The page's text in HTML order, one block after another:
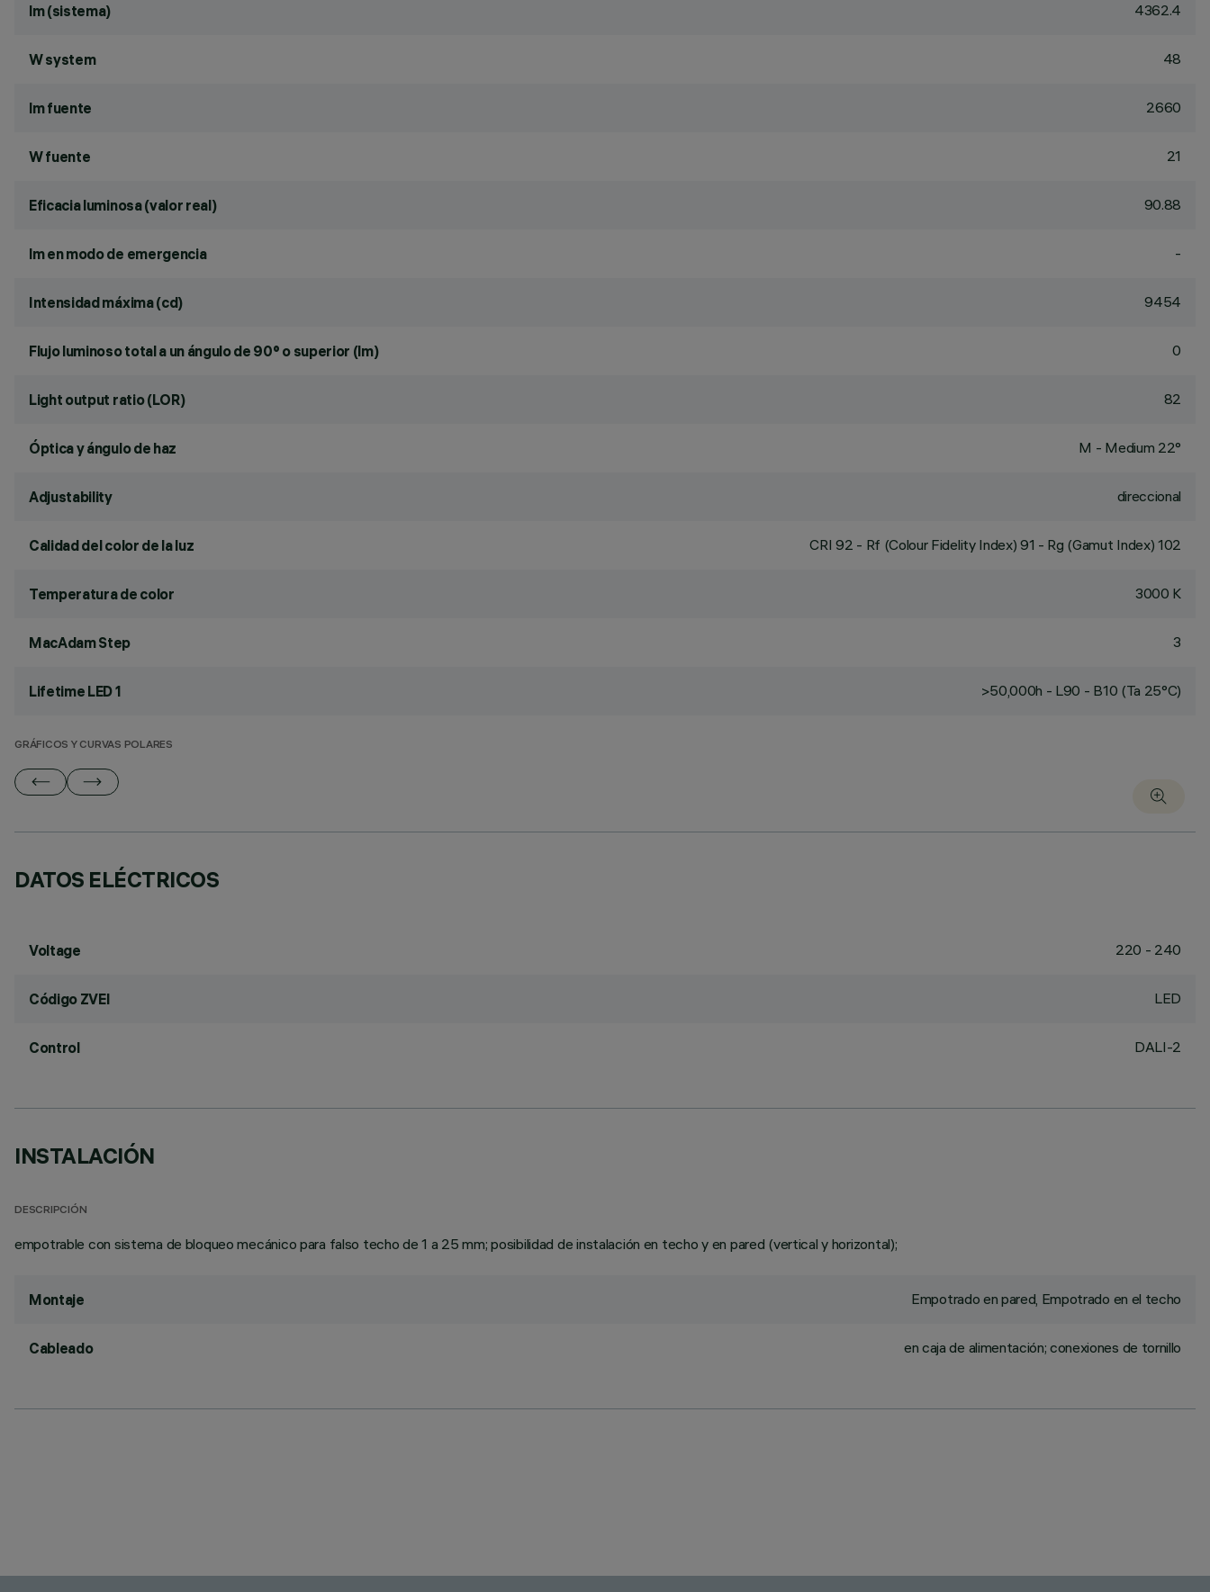
lm (sistema) 4362.4
W system 48
lm fuente 2660
W fuente 21
Eficacia luminosa (valor real) 90.88
lm en modo de emergencia -
Intensidad máxima (cd) 9454
Flujo luminoso total a un ángulo de 90° o superior (lm) 0
Light output ratio (LOR) 82
Óptica y ángulo de haz M - Medium 22°
Adjustability direccional
Calidad del color de la luz CRI92 - Rf (Colour Fidelity Index) 91 - Rg (Gamut Index) 102
Temperatura de color 3000 K
MacAdam Step 3
Lifetime LED 1 >50,000h - L90 - B10 (Ta 25°C)
GRÁFICOS Y CURVAS POLARES
DATOS ELÉCTRICOS
Voltage 220 - 240
Código ZVEI LED
Control DALI-2
INSTALACIÓN
DESCRIPCIÓN
empotrable con sistema de bloqueo mecánico para falso techo de 1 a 25 mm; posibilidad de instalación en techo y en pared (vertical y horizontal);
Montaje Empotrado en pared, Empotrado en el techo
Cableado en caja de alimentación; conexiones de tornillo